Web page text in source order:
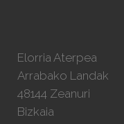
Elorria Aterpea
Arrabako Landak
48144 Zeanuri
Bizkaia